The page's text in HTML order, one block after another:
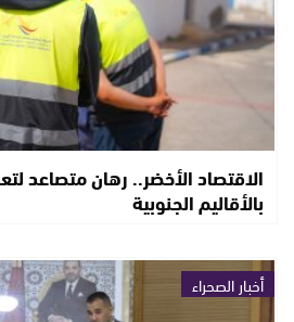
الاقتصاد الأخضر.. رهان متصاعد
بالأقاليم الجنوبية
أخبار الصحراء